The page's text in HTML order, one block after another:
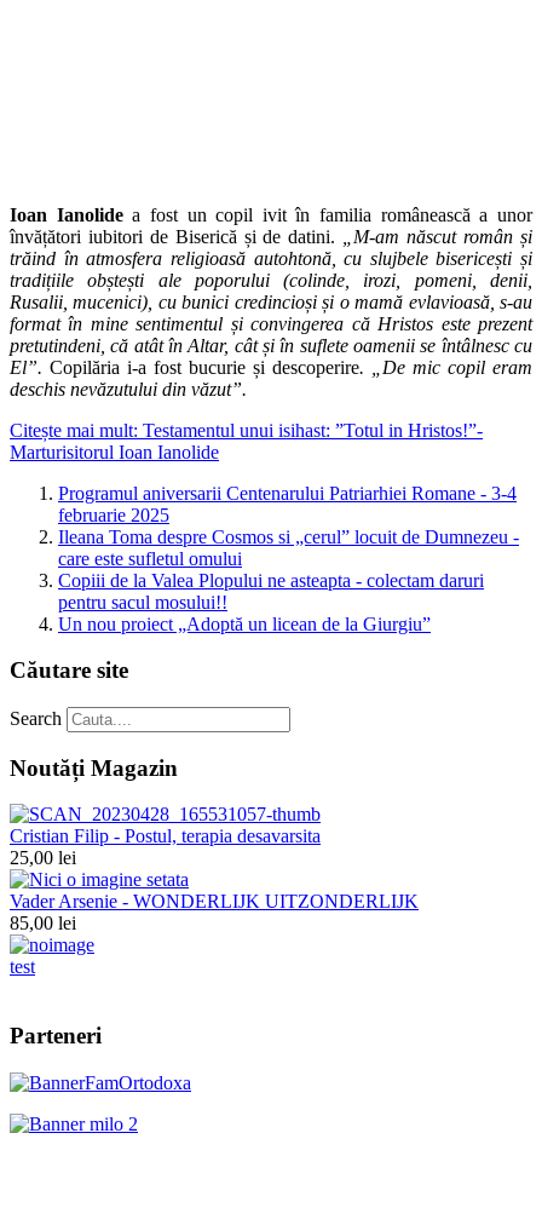
Ioan Ianolidea fost un copil ivit în familia românească a unor
învățători iubitori de Biserică și de datini.
„M-am născut român și
trăind în atmosfera religioasă autohtonă, cu slujbele bisericești și
tradițiile obștești ale poporului (colinde, irozi, pomeni, denii,
Rusalii, mucenici), cu bunici credincioși și o mamă evlavioasă, s-au
format în mine sentimentul și convingerea că Hristos este prezent
pretutindeni, că atât în Altar, cât și în suflete oamenii se întâlnesc cu
El”. Copilăria i-a fost bucurie și descoperire. „De mic copil eram
deschis nevăzutului din văzut”.
Citește mai mult: Testamentul unui isihast: ”Totul in Hristos!”-
Marturisitorul Ioan Ianolide
Programul aniversarii Centenarului Patriarhiei Romane - 3-4
februarie 2025
Ileana Toma despre Cosmos si „cerul” locuit de Dumnezeu -
care este sufletul omului
Copiii de la Valea Plopului ne asteapta - colectam daruri
pentru sacul mosului!!
Un nou proiect „Adoptă un licean de la Giurgiu”
Căutare site
Search
Noutăți Magazin
Cristian Filip - Postul, terapia desavarsita
25,00 lei
Vader Arsenie - WONDERLIJK UITZONDERLIJK
85,00 lei
test
Parteneri